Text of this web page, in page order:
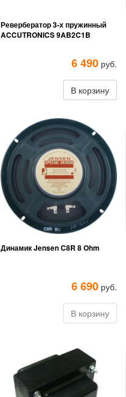
Ревербератор 3-х пружинный
ACCUTRONICS 9AB2C1B
6 490 руб.
В корзину
Динамик Jensen C8R 8 Ohm
6 690 руб.
В корзину